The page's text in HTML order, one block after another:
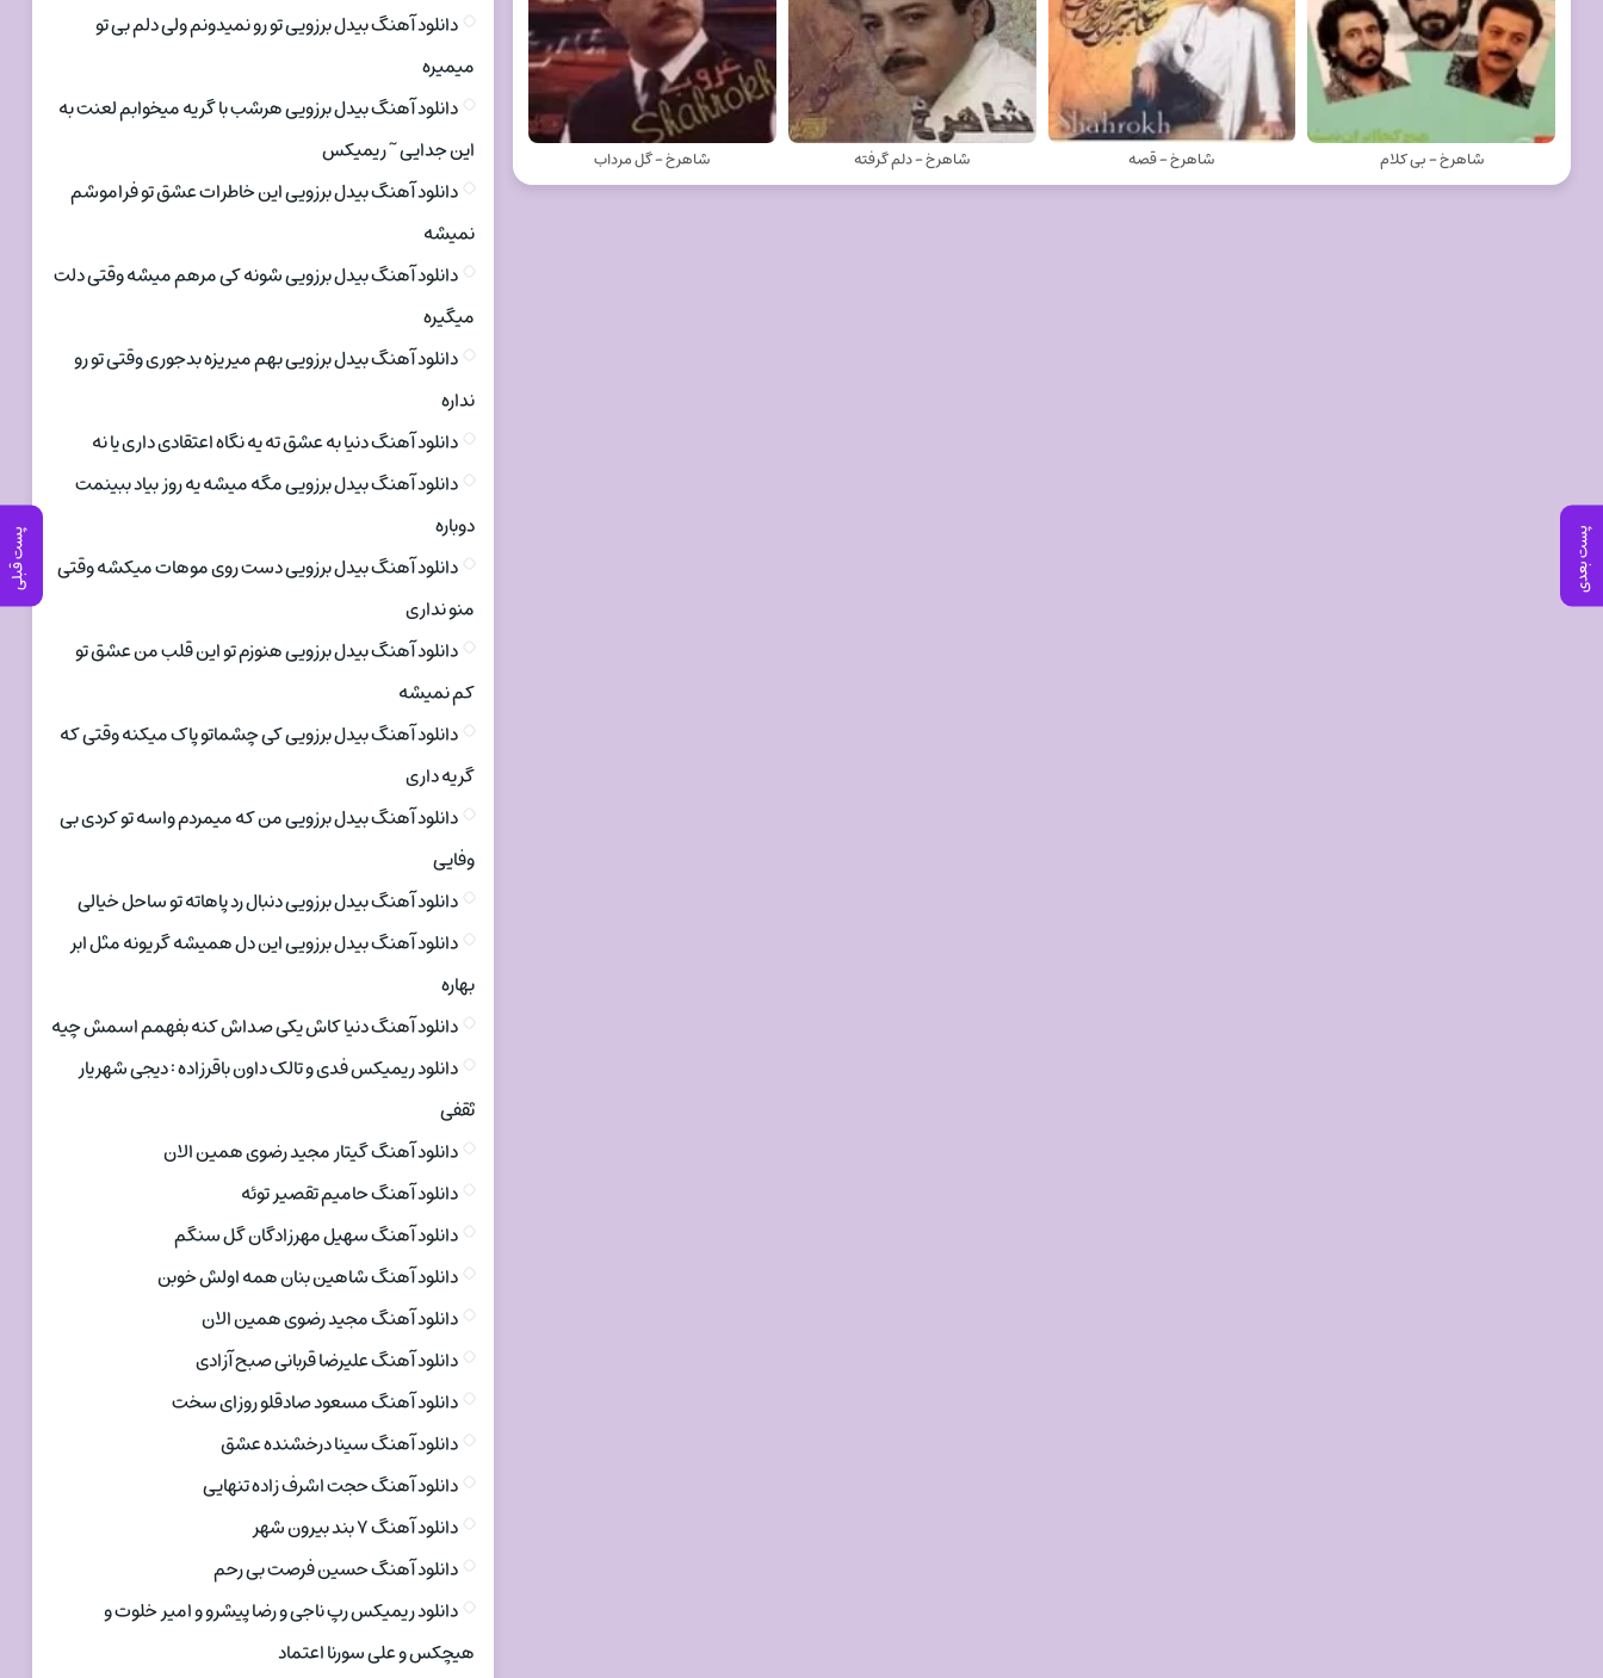
پست بعدی پست قبلی
شاهرخ - بی کلام شاهرخ - قصه شاهرخ - دلم گرفته شاهرخ - گل مرداب
دانلود آهنگ بیدل برزویی تو رو نمیدونم ولی دلم بی تو
میمیره
دانلود آهنگ بیدل برزویی هرشب با گریه میخوابم لعنت به
این جدایی ~ ریمیکس
دانلود آهنگ بیدل برزویی این خاطرات عشق تو فراموشم
نمیشه
دانلود آهنگ بیدل برزویی شونه کی مرهم میشه وقتی دلت
میگیره
دانلود آهنگ بیدل برزویی بهم میریزه بدجوری وقتی تو رو
نداره
دانلود آهنگ دنیا به عشق ته یه نگاه اعتقادی داری یا نه
دانلود آهنگ بیدل برزویی مگه میشه یه روز بیاد ببینمت
دوباره
دانلود آهنگ بیدل برزویی دست روی موهات میکشه وقتی
منو نداری
دانلود آهنگ بیدل برزویی هنوزم تو این قلب من عشق تو
کم نمیشه
دانلود آهنگ بیدل برزویی کی چشماتو پاک میکنه وقتی که
گریه داری
دانلود آهنگ بیدل برزویی من که میمردم واسه تو کردی بی
وفایی
دانلود آهنگ بیدل برزویی دنبال رد پاهاته تو ساحل خیالی
دانلود آهنگ بیدل برزویی این دل همیشه گریونه مثل ابر
بهاره
دانلود آهنگ دنیا کاش یکی صداش کنه بفهمم اسمش چیه
دانلود ریمیکس فدی و تالک داون باقرزاده : دیجی شهریار
ثقفی
دانلود آهنگ گیتار مجید رضوی همین الان
دانلود آهنگ حامیم تقصیر توئه
دانلود آهنگ سهیل مهرزادگان گل سنگم
دانلود آهنگ شاهین بنان همه اولش خوبن
دانلود آهنگ مجید رضوی همین الان
دانلود آهنگ علیرضا قربانی صبح آزادی
دانلود آهنگ مسعود صادقلو روزای سخت
دانلود آهنگ سینا درخشنده عشق
دانلود آهنگ حجت اشرف زاده تنهایی
دانلود آهنگ ۷ بند بیرون شهر
دانلود آهنگ حسین فرصت بی رحم
دانلود ریمیکس رپ ناجی و رضا پیشرو و امیر خلوت و
هیچکس و علی سورنا اعتماد